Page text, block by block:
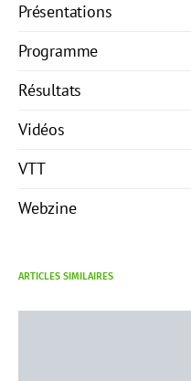
Présentations
Programme
Résultats
Vidéos
VTT
Webzine
ARTICLES SIMILAIRES